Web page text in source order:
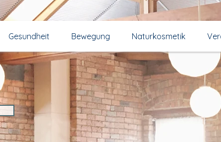
Gesundheit Bewegung Naturkosmetik